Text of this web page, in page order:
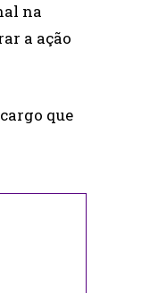
na
a ação
que